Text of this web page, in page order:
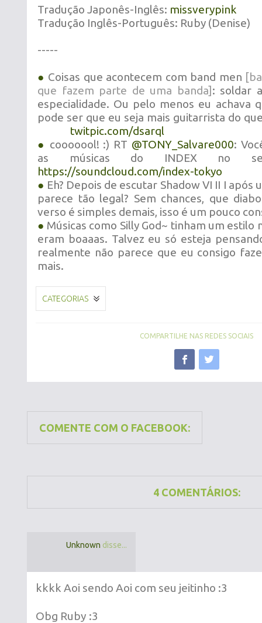
Tradução Japonês-Inglês: missverypink
Tradução Inglês-Português: Ruby (Denise)
-----
● Coisas que acontecem com band men
que fazem parte de uma banda] : soldar
especialidade. Ou pelo menos eu achava
pode ser que eu seja mais guitarrista do
twitpic.com/dsarql
● cooooool! :) RT @TONY_Salvare000:
as músicas do INDEX no seu
https://soundcloud.com/index-tokyo
● Eh? Depois de escutar Shadow VI II I após
parece tão legal? Sem chances, que
verso é simples demais, isso é um pouco
● Músicas como Silly God~ tinham um estilo
eram boaaas. Talvez eu só esteja
realmente não parece que eu consigo
mais.
CATEGORIAS
COMPARTILHE NAS REDES SOCIAIS
COMENTE COM O FACEBOOK:
4 COMENTÁRIOS:
Unknown disse...
kkkk Aoi sendo Aoi com seu jeitinho :3
Obg Ruby :3